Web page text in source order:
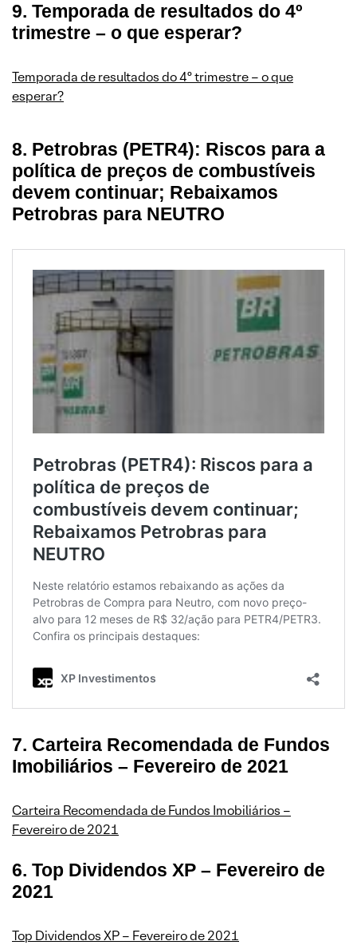
9. Temporada de resultados do 4º
trimestre – o que esperar?
Temporada de resultados do 4º trimestre – o que
esperar?
8. Petrobras (PETR4): Riscos para a
política de preços de combustíveis
devem continuar; Rebaixamos
Petrobras para NEUTRO
7. Carteira Recomendada de Fundos
Imobiliários – Fevereiro de 2021
Carteira Recomendada de Fundos Imobiliários –
Fevereiro de 2021
6. Top Dividendos XP – Fevereiro de
2021
Top Dividendos XP – Fevereiro de 2021